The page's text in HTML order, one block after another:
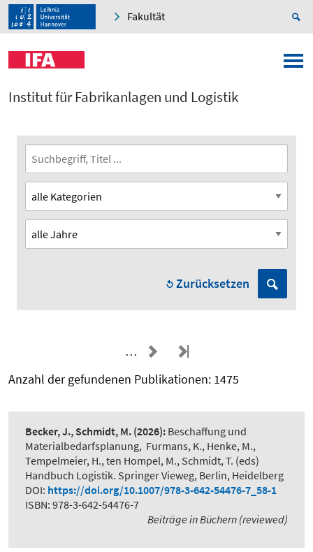
Fakultät
Institut für Fabrikanlagen und Logistik
Zurücksetzen
…
Anzahl der gefundenen Publikationen: 1475
Becker, J., Schmidt, M. (2026): Beschaffung und
Materialbedarfsplanung, Furmans, K., Henke, M.,
Tempelmeier, H., ten Hompel, M., Schmidt, T. (eds)
Handbuch Logistik. Springer Vieweg, Berlin, Heidelberg
DOI: https://doi.org/10.1007/978-3-642-54476-7_58-1
ISBN: 978-3-642-54476-7
Beiträge in Büchern (reviewed)